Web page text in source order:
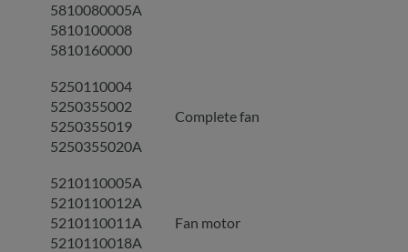
5810080005A
5810100008
5810160000
5250110004
5250355002
5250355019
5250355020A
Complete fan
5210110005A
5210110012A
5210110011A
5210110018A
Fan motor